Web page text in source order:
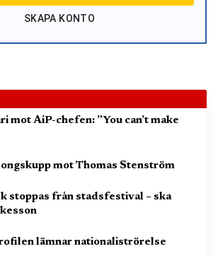
SKAPA KONTO
mot AiP-chefen: ”You can’t make
mot Thomas Stenström
stoppas från stadsfestival – ska
lämnar nationaliströrelse